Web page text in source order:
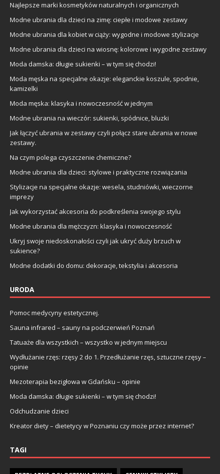
Najlepsze marki kosmetyków naturalnych i organicznych
Modne ubrania dla dzieci na zimę: ciepłe i modowe zestawy
Modne ubrania dla kobiet w ciąży: wygodne i modowe stylizacje
Modne ubrania dla dzieci na wiosnę: kolorowe i wygodne zestawy
Moda damska: długie sukienki – w tym się chodzi!
Moda męska na specjalne okazje: eleganckie koszule, spodnie,
kamizelki
Moda męska: klasyka i nowoczesność w jednym
Modne ubrania na wieczór: sukienki, spódnice, bluzki
Jak łączyć ubrania w zestawy czyli połącz stare ubrania w nowe
zestawy.
Na czym polega czyszczenie chemiczne?
Modne ubrania dla dzieci: stylowe i praktyczne rozwiązania
Stylizacje na specjalne okazje: wesela, studniówki, wieczorne
imprezy
Jak wykorzystać akcesoria do podkreślenia swojego stylu
Modne ubrania dla mężczyzn: klasyka i nowoczesność
Ukryj swoje niedoskonałości czyli jak ukryć duży brzuch w
sukience?
Modne dodatki do domu: dekoracje, tekstylia i akcesoria
URODA
Pomoc medycyny estetycznej.
Sauna infrared – sauny na podczerwień Poznań
Tatuaże dla wszystkich – wszystko w jednym miejscu
Wydłużanie rzęs: rzęsy 2 do 1. Przedłużanie rzęs, sztuczne rzęsy –
opinie
Mezoterapia bezigłowa w Gdańsku – opinie
Moda damska: długie sukienki – w tym się chodzi!
Odchudzanie dzieci
Kreator diety – dietetycy w Poznaniu czy może przez internet?
TAGI